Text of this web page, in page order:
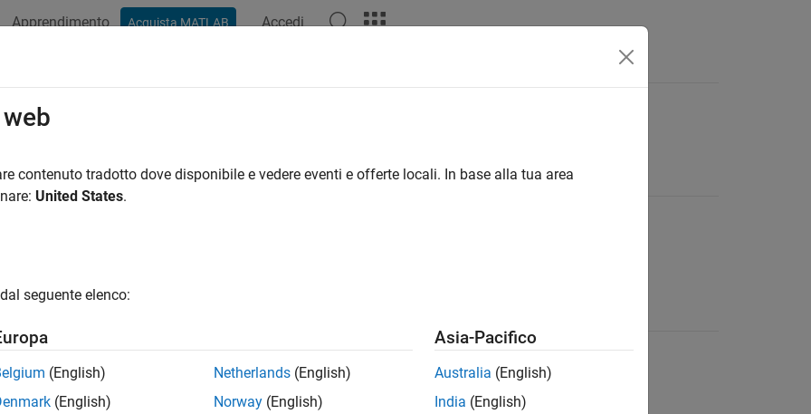
Apprendimento Acquista MATLAB Accedi
Data Types
Supported Data Types
16-bit signed integers
contenuto tradotto dove disponibile e vedere eventi e offerte locali. In base alla tua area
United States.
seguente elenco:
(English)
(English)
Netherlands (English)
Norway (English)
Asia-Pacifico
Australia (English)
India (English)